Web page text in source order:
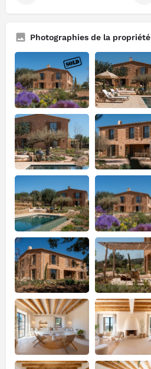
Photographies de la propriété